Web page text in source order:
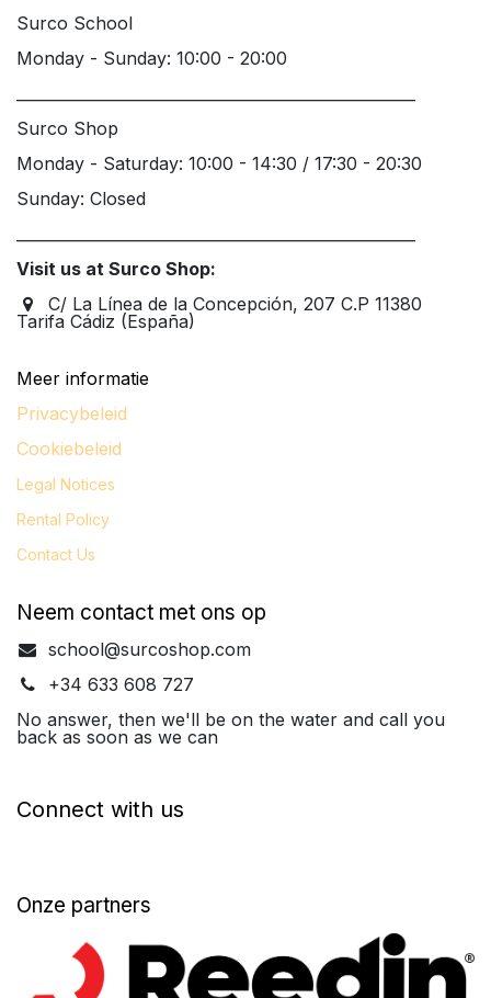
Surco School
Monday - Sunday: 10:00 - 20:00
Surco Shop
Monday - Saturday: 10:00 - 14:30 / 17:30 - 20:30
Sunday: Closed
Visit us at Surco Shop:
C/ La Línea de la Concepción, 207 C.P 11380
Tarifa Cádiz (España)
Meer informatie
Privacybeleid
Cookiebeleid
Legal Notices
Rental Policy
Contact Us
Neem contact met ons op
school@surcoshop.com
+34 633 608 727
No answer, then we'll be on the water and call you
back as soon as we can
Connect with us
Onze partners